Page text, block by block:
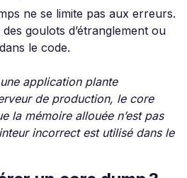
ne se limite pas aux erreurs.
goulots d’étranglement ou
le code.
application plante
de production, le core
la mémoire allouée n’est pas
incorrect est utilisé dans le